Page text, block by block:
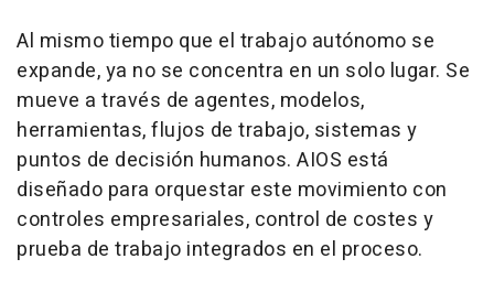
Al mismo tiempo que el trabajo autónomo se
expande, ya no se concentra en un solo lugar. Se
mueve a través de agentes, modelos,
herramientas, flujos de trabajo, sistemas y
puntos de decisión humanos. AIOS está
diseñado para orquestar este movimiento con
controles empresariales, control de costes y
prueba de trabajo integrados en el proceso.